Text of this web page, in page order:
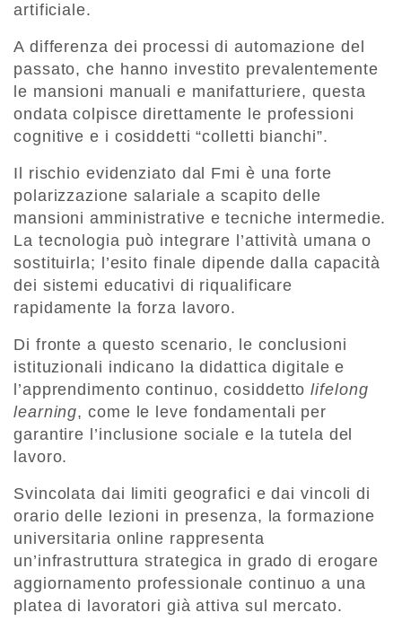
artificiale.
A differenza dei processi di automazione del
passato, che hanno investito prevalentemente
le mansioni manuali e manifatturiere, questa
ondata colpisce direttamente le professioni
cognitive e i cosiddetti “colletti bianchi”.
Il rischio evidenziato dal Fmi è una forte
polarizzazione salariale a scapito delle
mansioni amministrative e tecniche intermedie.
La tecnologia può integrare l’attività umana o
sostituirla; l’esito finale dipende dalla capacità
dei sistemi educativi di riqualificare
rapidamente la forza lavoro.
Di fronte a questo scenario, le conclusioni
istituzionali indicano la didattica digitale e
l’apprendimento continuo, cosiddettolifelong
learning, come le leve fondamentali per
garantire l’inclusione sociale e la tutela del
lavoro.
Svincolata dai limiti geografici e dai vincoli di
orario delle lezioni in presenza, la formazione
universitaria online rappresenta
un’infrastruttura strategica in grado di erogare
aggiornamento professionale continuo a una
platea di lavoratori già attiva sul mercato.